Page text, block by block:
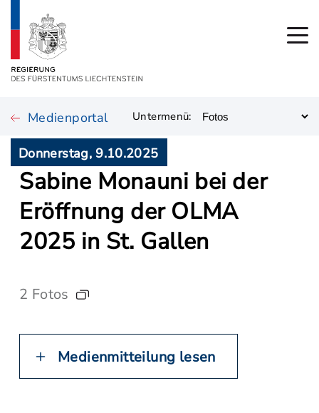
Medienportal Untermenü:
Donnerstag, 9.10.2025
Sabine Monauni bei der
Eröffnung der OLMA
2025 in St. Gallen
2 Fotos
Medienmitteilung lesen